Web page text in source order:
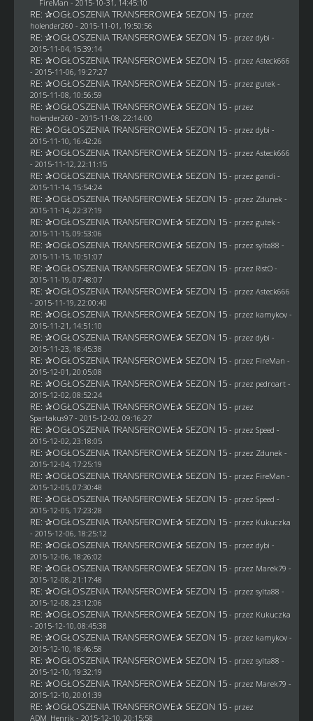
FireMan - 2015-10-31, 14:45:10
RE: ✰OGŁOSZENIA TRANSFEROWE✰ SEZON 15 - przez
holender260 - 2015-11-01, 19:50:56
RE: ✰OGŁOSZENIA TRANSFEROWE✰ SEZON 15 - przez dybi -
2015-11-04, 15:39:14
RE: ✰OGŁOSZENIA TRANSFEROWE✰ SEZON 15 - przez Asteck666
- 2015-11-06, 19:27:27
RE: ✰OGŁOSZENIA TRANSFEROWE✰ SEZON 15 - przez gutek -
2015-11-08, 10:56:59
RE: ✰OGŁOSZENIA TRANSFEROWE✰ SEZON 15 - przez
holender260 - 2015-11-08, 22:14:00
RE: ✰OGŁOSZENIA TRANSFEROWE✰ SEZON 15 - przez dybi -
2015-11-10, 16:42:26
RE: ✰OGŁOSZENIA TRANSFEROWE✰ SEZON 15 - przez Asteck666
- 2015-11-12, 22:11:15
RE: ✰OGŁOSZENIA TRANSFEROWE✰ SEZON 15 - przez gandi -
2015-11-14, 15:54:24
RE: ✰OGŁOSZENIA TRANSFEROWE✰ SEZON 15 - przez Zdunek -
2015-11-14, 22:37:19
RE: ✰OGŁOSZENIA TRANSFEROWE✰ SEZON 15 - przez gutek -
2015-11-15, 09:53:06
RE: ✰OGŁOSZENIA TRANSFEROWE✰ SEZON 15 - przez sylta88 -
2015-11-15, 10:51:07
RE: ✰OGŁOSZENIA TRANSFEROWE✰ SEZON 15 - przez RistO-
2015-11-19, 07:48:07
RE: ✰OGŁOSZENIA TRANSFEROWE✰ SEZON 15 - przez Asteck666
- 2015-11-19, 22:00:40
RE: ✰OGŁOSZENIA TRANSFEROWE✰ SEZON 15 - przez kamykov-
2015-11-21, 14:51:10
RE: ✰OGŁOSZENIA TRANSFEROWE✰ SEZON 15 - przez dybi -
2015-11-23, 18:45:38
RE: ✰OGŁOSZENIA TRANSFEROWE✰ SEZON 15 - przez FireMan -
2015-12-01, 20:05:08
RE: ✰OGŁOSZENIA TRANSFEROWE✰ SEZON 15 - przez pedroart-
2015-12-02, 08:52:24
RE: ✰OGŁOSZENIA TRANSFEROWE✰ SEZON 15 - przez
Spartakus97- 2015-12-02, 09:16:27
RE: ✰OGŁOSZENIA TRANSFEROWE✰ SEZON 15 - przez Speed -
2015-12-02, 23:18:05
RE: ✰OGŁOSZENIA TRANSFEROWE✰ SEZON 15 - przez Zdunek -
2015-12-04, 17:25:19
RE: ✰OGŁOSZENIA TRANSFEROWE✰ SEZON 15 - przez FireMan -
2015-12-05, 07:30:48
RE: ✰OGŁOSZENIA TRANSFEROWE✰ SEZON 15 - przez Speed -
2015-12-05, 17:23:28
RE: ✰OGŁOSZENIA TRANSFEROWE✰ SEZON 15 - przez Kukuczka
- 2015-12-06, 18:25:12
RE: ✰OGŁOSZENIA TRANSFEROWE✰ SEZON 15 - przez dybi -
2015-12-06, 18:26:02
RE: ✰OGŁOSZENIA TRANSFEROWE✰ SEZON 15 - przez Marek79 -
2015-12-08, 21:17:48
RE: ✰OGŁOSZENIA TRANSFEROWE✰ SEZON 15 - przez sylta88 -
2015-12-08, 23:12:06
RE: ✰OGŁOSZENIA TRANSFEROWE✰ SEZON 15 - przez Kukuczka
- 2015-12-10, 08:45:38
RE: ✰OGŁOSZENIA TRANSFEROWE✰ SEZON 15 - przez kamykov-
2015-12-10, 18:46:58
RE: ✰OGŁOSZENIA TRANSFEROWE✰ SEZON 15 - przez sylta88 -
2015-12-10, 19:32:19
RE: ✰OGŁOSZENIA TRANSFEROWE✰ SEZON 15 - przez Marek79 -
2015-12-10, 20:01:39
RE: ✰OGŁOSZENIA TRANSFEROWE✰ SEZON 15 - przez
ADM_Henrik - 2015-12-10, 20:15:58